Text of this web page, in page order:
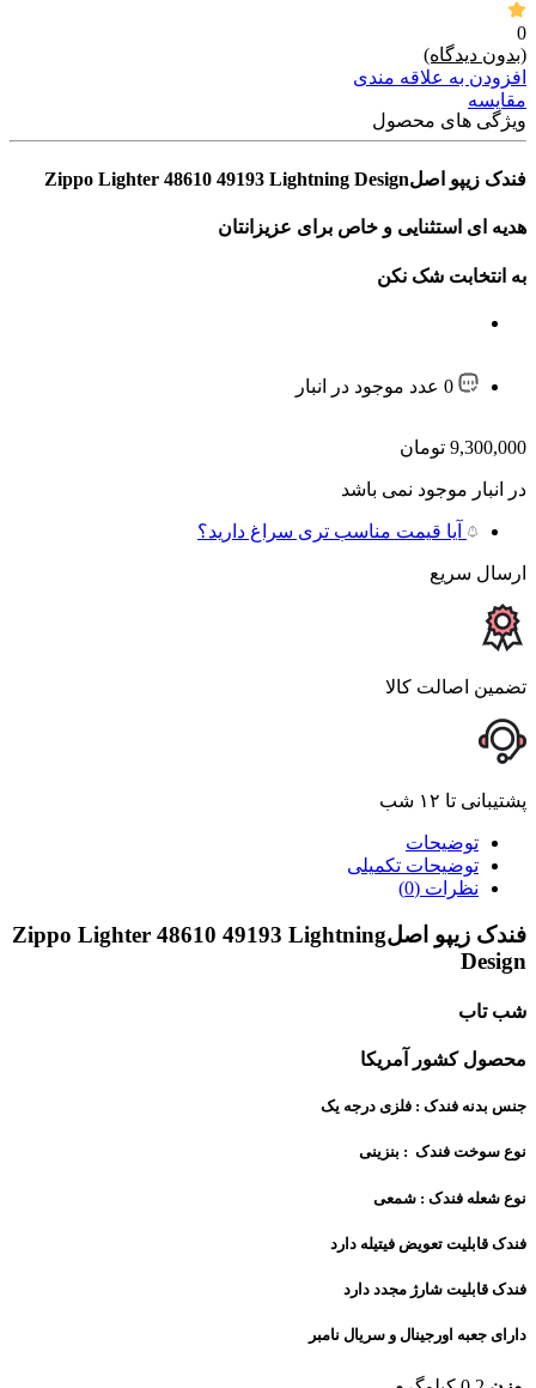
0
(بدون دیدگاه)
افزودن به علاقه مندی
مقايسه
ویژگی های محصول
فندک زیپو اصلZippo Lighter 48610 49193 Lightning Design
هدیه ای استثنایی و خاص برای عزیزانتان
به انتخابت شک نکن
0 عدد موجود در انبار
9,300,000 تومان
در انبار موجود نمی باشد
آیا قیمت مناسب تری سراغ دارید؟
ارسال سریع
تضمین اصالت کالا
پشتیبانی تا ۱۲ شب
توضیحات
توضیحات تکمیلی
نظرات (0)
فندک زیپو اصلZippo Lighter 48610 49193 Lightning
Design
شب تاب
محصول کشور آمریکا
جنس بدنه فندک : فلزی درجه یک
نوع سوخت فندک : بنزینی
نوع شعله فندک : شمعی
فندک قابلیت تعویض فیتیله دارد
فندک قابلیت شارژ مجدد دارد
دارای جعبه اورجینال و سریال نامبر